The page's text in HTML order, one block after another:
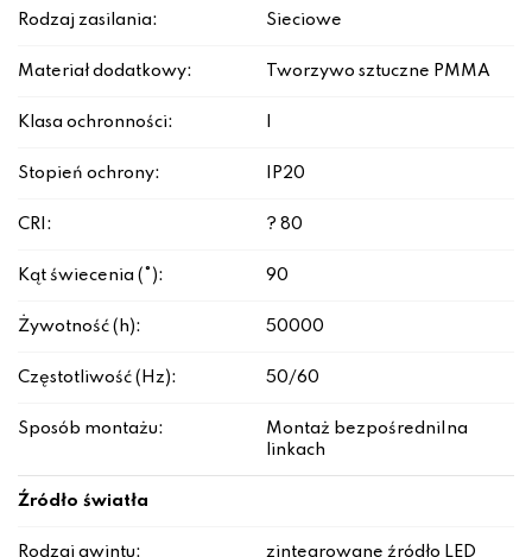
Rodzaj zasilania: Sieciowe
Materiał dodatkowy: Tworzywo sztuczne PMMA
Klasa ochronności:
Stopień ochrony: IP20
CRI: ? 80
Kąt świecenia (°): 90
Żywotność (h): 50000
Częstotliwość (Hz): 50/60
Sposób montażu:
Montaż bezpośredni|na
linkach
Źródło światła
Rodzaj gwintu: zintegrowane źródło LED